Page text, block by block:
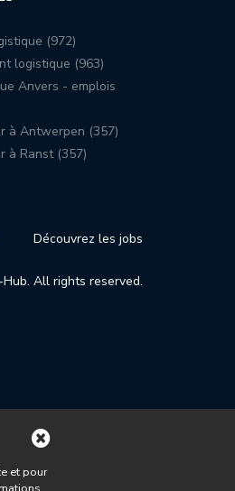
(972)
logistique (963)
Anvers - emplois
à Antwerpen (357)
à Ranst (357)
Découvrez les jobs
All rights reserved.
et pour